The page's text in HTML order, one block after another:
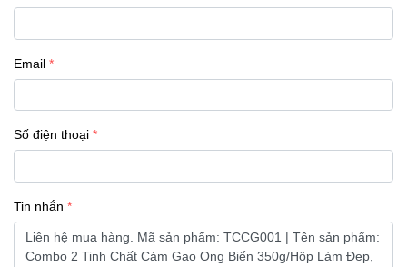
Email
Số điện thoại
Tin nhắn